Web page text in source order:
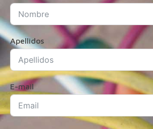
Apellidos
E-mail